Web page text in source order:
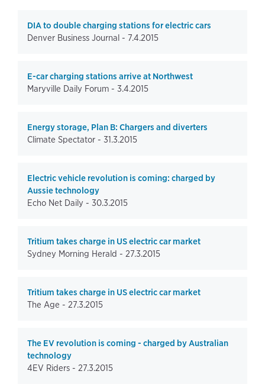
DIA to double charging stations for electric cars
Denver Business Journal - 7.4.2015
E-car charging stations arrive at Northwest
Maryville Daily Forum - 3.4.2015
Energy storage, Plan B: Chargers and diverters
Climate Spectator - 31.3.2015
Electric vehicle revolution is coming: charged by
Aussie technology
Echo Net Daily - 30.3.2015
Tritium takes charge in US electric car market
Sydney Morning Herald - 27.3.2015
Tritium takes charge in US electric car market
The Age - 27.3.2015
The EV revolution is coming - charged by Australian
technology
4EV Riders - 27.3.2015